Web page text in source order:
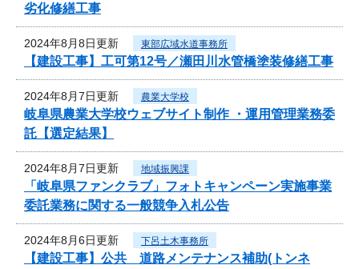
劣化修繕工事
2024年8月8日更新 東部広域水道事務所
【建設工事】工可第12号／瀬田川水管橋塗装修繕工事
2024年8月7日更新 農業大学校
岐阜県農業大学校ウェブサイト制作 ・運用管理業務委
託【選定結果】
2024年8月7日更新 地域振興課
「岐阜県ファンクラブ」フォトキャンペーン実施事業
委託業務に関する一般競争入札公告
2024年8月6日更新 下呂土木事務所
【建設工事】公共 道路メンテナンス補助(トンネ